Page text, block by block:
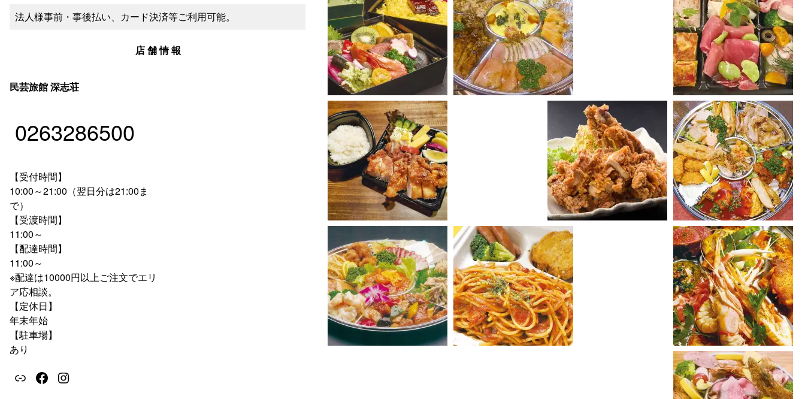
法人様事前・事後払い、カード決済等ご利用可能。
店 舗 情 報
民芸旅館 深志荘
0263286500
【受付時間】
10:00～21:00（翌日分は21:00ま
で）
【受渡時間】
11:00～
【配達時間】
11:00～
※配達は10000円以上ご注文でエリ
ア応相談。
【定休日】
年末年始
【駐車場】
あり
ホームページ フェイスブック インスタグラム